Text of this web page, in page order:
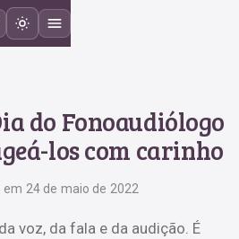
do Fonoaudiólogo
los com carinho
24 de maio de 2022
voz, da fala e da audição. É